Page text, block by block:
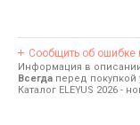
Сообщить об ошибке
Информация в
Всегда перед покупкой
Каталог ELEYUS 2026 -